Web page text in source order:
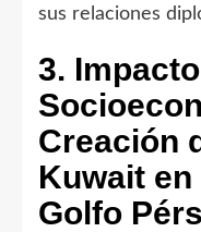
sus relaciones
3. Impacto
Creación
Kuwait
Golfo